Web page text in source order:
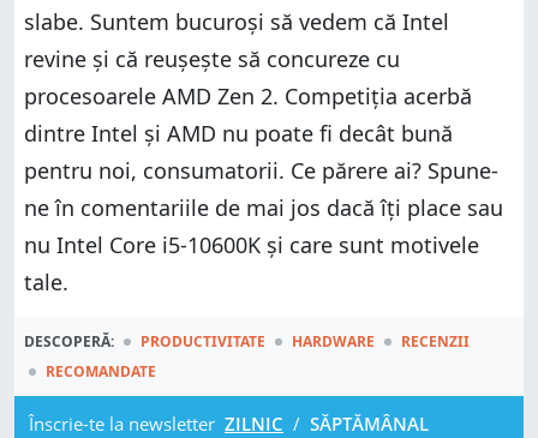
slabe. Suntem bucuroși să vedem că Intel
revine și că reușește să concureze cu
procesoarele AMD Zen 2. Competiția acerbă
dintre Intel și AMD nu poate fi decât bună
pentru noi, consumatorii. Ce părere ai? Spune-
ne în comentariile de mai jos dacă îți place sau
nu Intel Core i5-10600K și care sunt motivele
tale.
DESCOPERĂ: PRODUCTIVITATE HARDWARE
RECENZII
RECOMANDATE
Înscrie-te la newsletter ZILNIC / SĂPTĂMÂNAL